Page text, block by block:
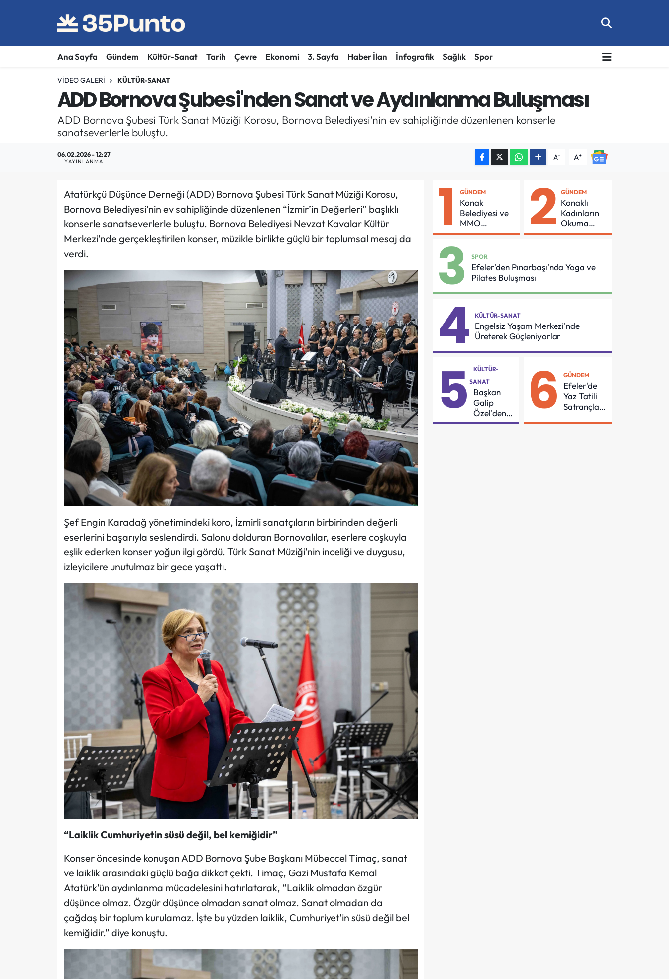
Ana Sayfa Gündem Kültür-Sanat Tarih Çevre Ekonomi 3. Sayfa Haber İlan İnfografik Sağlık Spor
VIDEO GALERI KÜLTÜR-SANAT
ADD Bornova Şubesi'nden Sanat ve Aydınlanma Buluşması
ADD Bornova Şubesi Türk Sanat Müziği Korosu, Bornova Belediyesi’nin ev sahipliğinde düzenlenen konserle
sanatseverlerle buluştu.
06.02.2026 - 12:27
YAYINLANMA A- A+
Atatürkçü Düşünce Derneği (ADD) Bornova Şubesi Türk Sanat Müziği Korosu,
Bornova Belediyesi’nin ev sahipliğinde düzenlenen “İzmir’in Değerleri” başlıklı
konserle sanatseverlerle buluştu. Bornova Belediyesi Nevzat Kavalar Kültür
Merkezi’nde gerçekleştirilen konser, müzikle birlikte güçlü bir toplumsal mesaj da
verdi.
Şef Engin Karadağ yönetimindeki koro, İzmirli sanatçıların birbirinden değerli
eserlerini başarıyla seslendirdi. Salonu dolduran Bornovalılar, eserlere coşkuyla
eşlik ederken konser yoğun ilgi gördü. Türk Sanat Müziği’nin inceliği ve duygusu,
izleyicilere unutulmaz bir gece yaşattı.
“Laiklik Cumhuriyetin süsü değil, bel kemiğidir”
Konser öncesinde konuşan ADD Bornova Şube Başkanı Mübeccel Timaç, sanat
ve laiklik arasındaki güçlü bağa dikkat çekti. Timaç, Gazi Mustafa Kemal
Atatürk’ün aydınlanma mücadelesini hatırlatarak, “Laiklik olmadan özgür
düşünce olmaz. Özgür düşünce olmadan sanat olmaz. Sanat olmadan da
çağdaş bir toplum kurulamaz. İşte bu yüzden laiklik, Cumhuriyet’in süsü değil bel
kemiğidir.” diye konuştu.
1 GÜNDEM
Konak
Belediyesi ve
MMO
Arasında
Güvenliği İçin
Önemli
Protokol
2 GÜNDEM
Konaklı
Kadınların
Okuma
Azmi Örnek
3 SPOR
Efeler'den Pınarbaşı'nda Yoga ve
Pilates Buluşması
4 KÜLTÜR-SANAT
Engelsiz Yaşam Merkezi'nde
Üreterek Güçleniyorlar
5
KÜLTÜR-
SANAT
Başkan
Galip
Özel'den
55
6 GÜNDEM
Efeler'de
Yaz Tatili
Satrançla